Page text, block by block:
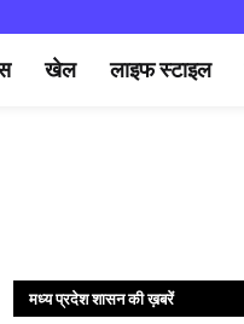
खेल लाइफ स्टाइल
मध्य प्रदेश शासन की ख़बरें